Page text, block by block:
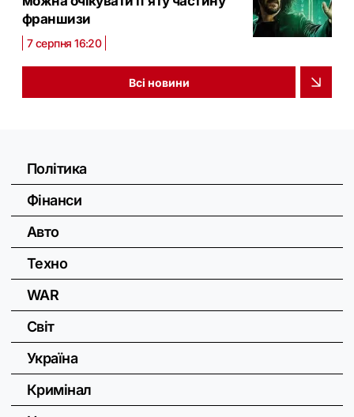
франшизи
7 серпня 16:20
Всі новини
Політика
Фінанси
Авто
Техно
WAR
Світ
Україна
Кримінал